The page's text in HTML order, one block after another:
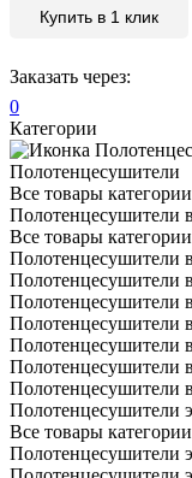
Купить в 1 клик
Заказать через:
0
Категории
Полотенцесушители
Все товары категории
Полотенцесушители
Все товары категории
Полотенцесушители
Полотенцесушители
Полотенцесушители
Полотенцесушители
Полотенцесушители
Полотенцесушители
Полотенцесушители
Полотенцесушители
Все товары категории
Полотенцесушители